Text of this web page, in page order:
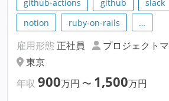
github-actions github slack
notion
ruby-on-rails …
雇用形態 正社員
プロジェクト
東京
年収 900万円 〜 1,500万円